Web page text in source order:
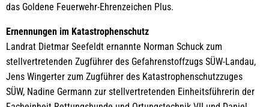
das Goldene Feuerwehr-Ehrenzeichen Plus.
Ernennungen im Katastrophenschutz
Landrat Dietmar Seefeldt ernannte Norman Schuck zum
stellvertretenden Zugführer des Gefahrenstoffzugs SÜW-Landau,
Jens Wingerter zum Zugführer des Katastrophenschutzzuges
SÜW, Nadine Germann zur stellvertretenden Einheitsführerin der